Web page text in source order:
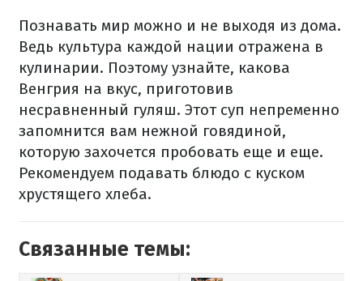
Познавать мир можно и не выходя из дома.
Ведь культура каждой нации отражена в
кулинарии. Поэтому узнайте, какова
Венгрия на вкус, приготовив
несравненный гуляш. Этот суп непременно
запомнится вам нежной говядиной,
которую захочется пробовать еще и еще.
Рекомендуем подавать блюдо с куском
хрустящего хлеба.
Связанные темы: